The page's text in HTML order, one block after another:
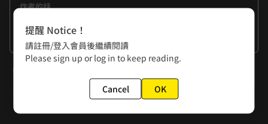
作者的話
要等我喔~
▶練愛地圖特企看這裡٩(๑•̀ω•́๑)۶：
https://bean.fun/wkq2H
✿如何「按讚點豆」？
點選「下方綠色豆子」為你喜歡的作品按讚支持，有幾分喜愛
就點選幾次豆子吧✧｡٩(ˊᗜˋ)و✧*｡
看更多
第48話 唐朝篇·續1
提醒 Notice！
請註冊/登入會員後繼續閱讀
Please sign up or log in to keep reading.
Cancel OK